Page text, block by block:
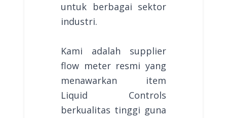
untuk berbagai sektor
industri.
Kami adalah supplier
flow meter resmi yang
menawarkan item
Liquid Controls
berkualitas tinggi guna